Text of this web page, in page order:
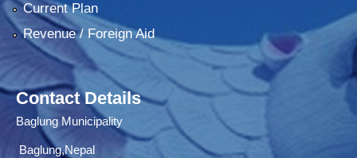
Current Plan
Revenue / Foreign Aid
Contact Details
Baglung Municipality
Baglung,Nepal